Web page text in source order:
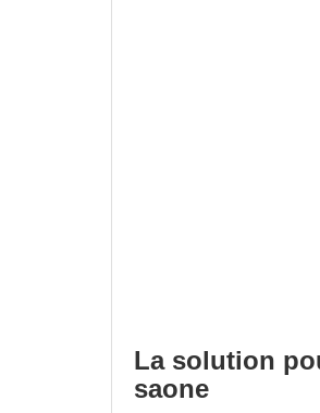
La solution
saone